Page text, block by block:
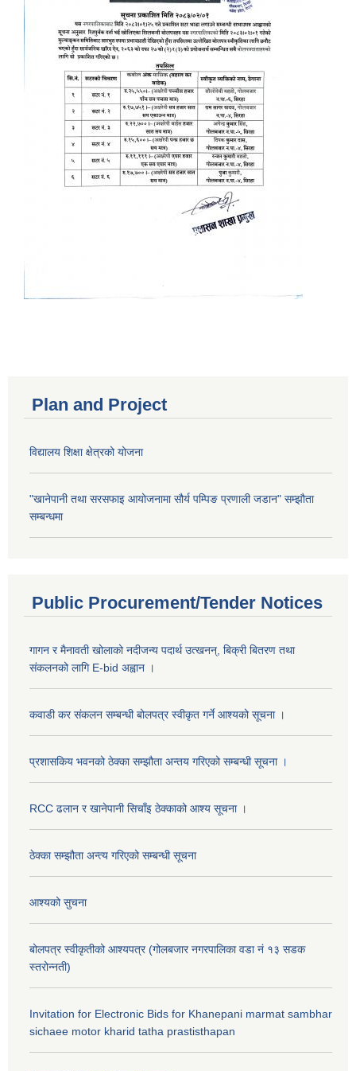
Plan and Project
विद्यालय शिक्षा क्षेत्रको योजना
"खानेपानी तथा सरसफाइ आयोजनामा सौर्य पम्पिङ प्रणाली जडान" सम्झौता
सम्बन्धमा
Public Procurement/Tender Notices
गागन र मैनावती खोलाको नदीजन्य पदार्थ उत्खनन्, बिक्री बितरण तथा
संकलनको लागि E-bid अह्वान ।
कवाडी कर संकलन सम्बन्धी बोलपत्र स्वीकृत गर्ने आश्यको सूचना ।
प्रशासकिय भवनको ठेक्का सम्झौता अन्तय गरिएको सम्बन्धी सूचना ।
RCC ढलान र खानेपानी सिचाँइ ठेक्काको आश्य सूचना ।
ठेक्का सम्झौता अन्त्य गरिएको सम्बन्धी सूचना
आश्यको सुचना
बोलपत्र स्वीकृतीको आश्यपत्र (गोलबजार नगरपालिका वडा नं १३ सडक
स्तरोन्नती)
Invitation for Electronic Bids for Khanepani marmat sambhar
sichaee motor kharid tatha prastisthapan